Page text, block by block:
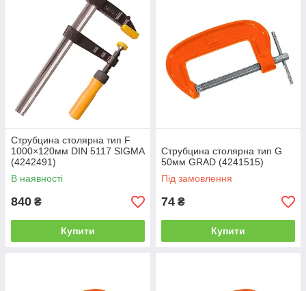
Струбцина столярна тип F
1000×120мм DIN 5117 SIGMA
(4242491)
В наявності
840 ₴
Купити
Струбцина столярна тип G
50мм GRAD (4241515)
Під замовлення
74 ₴
Купити